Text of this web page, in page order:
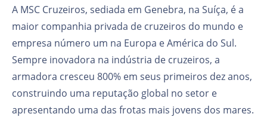
A MSC Cruzeiros, sediada em Genebra, na Suíça, é a
maior companhia privada de cruzeiros do mundo e
empresa número um na Europa e América do Sul.
Sempre inovadora na indústria de cruzeiros, a
armadora cresceu 800% em seus primeiros dez anos,
construindo uma reputação global no setor e
apresentando uma das frotas mais jovens dos mares.